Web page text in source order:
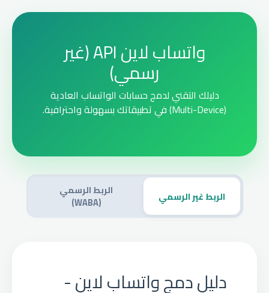
واتساب لاين API (غير
رسمي)
دليلك التقني لدمج حسابات الواتساب العادية
(Multi-Device) في تطبيقاتك بسهولة واحترافية.
الربط غير الرسمي الربط الرسمي
(WABA)
دليل دمج واتساب لاين -